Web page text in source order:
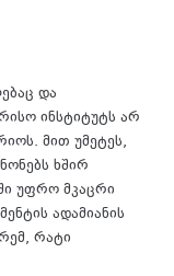
და
ინსტიტუტს არ
მით უმეტეს,
ხშირ
უფრო მკაცრი
ადამიანის
რატი